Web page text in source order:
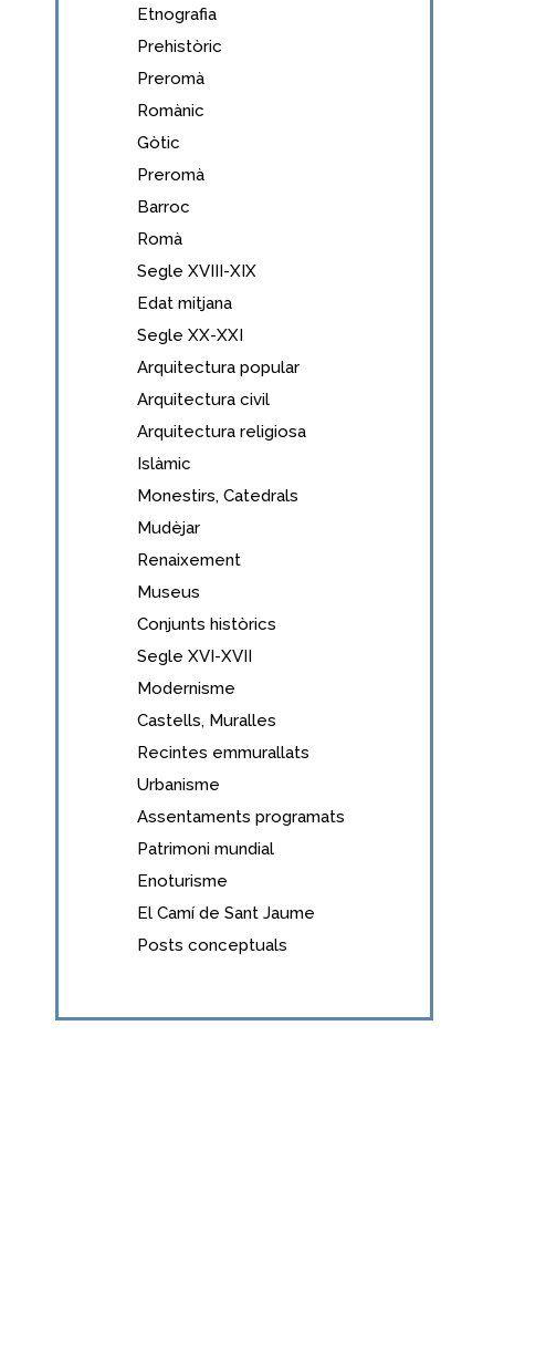
Etnografia
Prehistòric
Preromà
Romànic
Gòtic
Preromà
Barroc
Romà
Segle XVIII-XIX
Edat mitjana
Segle XX-XXI
Arquitectura popular
Arquitectura civil
Arquitectura religiosa
Islàmic
Monestirs, Catedrals
Mudèjar
Renaixement
Museus
Conjunts històrics
Segle XVI-XVII
Modernisme
Castells, Muralles
Recintes emmurallats
Urbanisme
Assentaments programats
Patrimoni mundial
Enoturisme
El Camí de Sant Jaume
Posts conceptuals